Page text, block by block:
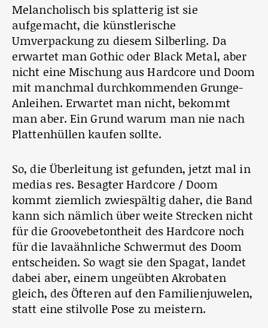
Melancholisch bis splatterig ist sie
aufgemacht, die künstlerische
Umverpackung zu diesem Silberling. Da
erwartet man Gothic oder Black Metal, aber
nicht eine Mischung aus Hardcore und Doom
mit manchmal durchkommenden Grunge-
Anleihen. Erwartet man nicht, bekommt
man aber. Ein Grund warum man nie nach
Plattenhüllen kaufen sollte.
So, die Überleitung ist gefunden, jetzt mal in
medias res. Besagter Hardcore / Doom
kommt ziemlich zwiespältig daher, die Band
kann sich nämlich über weite Strecken nicht
für die Groovebetontheit des Hardcore noch
für die lavaähnliche Schwermut des Doom
entscheiden. So wagt sie den Spagat, landet
dabei aber, einem ungeübten Akrobaten
gleich, des Öfteren auf den Familienjuwelen,
statt eine stilvolle Pose zu meistern.